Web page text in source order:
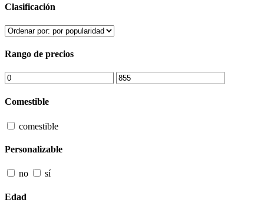
Clasificación
Rango de precios
Comestible
comestible
Personalizable
no sí
Edad